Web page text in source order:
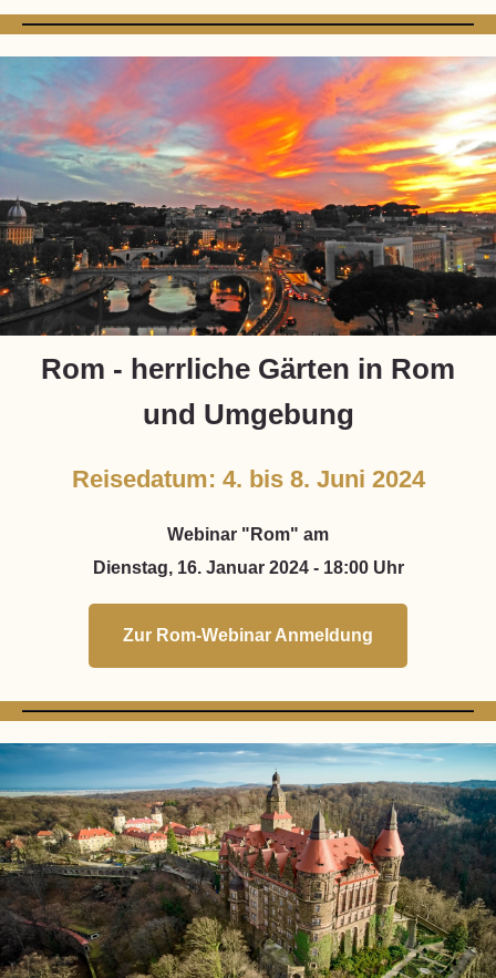
Rom - herrliche Gärten in Rom
und Umgebung
Reisedatum: 4. bis 8. Juni 2024
Webinar "Rom" am
Dienstag, 16. Januar 2024 - 18:00 Uhr
Zur Rom-Webinar Anmeldung